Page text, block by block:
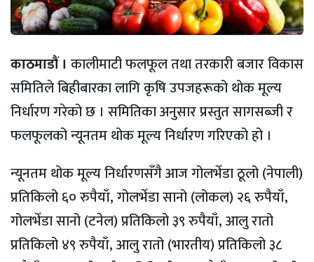
काठमाडौं । कालीमाटी फलफूल तथा तरकारी बजार विकास
समितिले बिहीबारका लागि कृषि उपजहरूको थोक मूल्य
निर्धारण गरेको छ । समितिका अनुसार प्रस्तुत सागसब्जी र
फलफूलको न्यूनतम थोक मूल्य निर्धारण गरिएको हो ।
न्यूनतम थोक मूल्य निर्धारणसँगै आज गोलभेँडा ठूलो (नेपाली)
प्रतिकिलो ६० रुपैयाँ, गोलभेँडा सानो (लोकल) २६ रुपैयाँ,
गोलभेँडा सानो (टनेल) प्रतिकिलो ३९ रुपैयाँ, आलु रातो
प्रतिकिलो ४९ रुपैयाँ, आलु रातो (भारतीय) प्रतिकिलो ३८